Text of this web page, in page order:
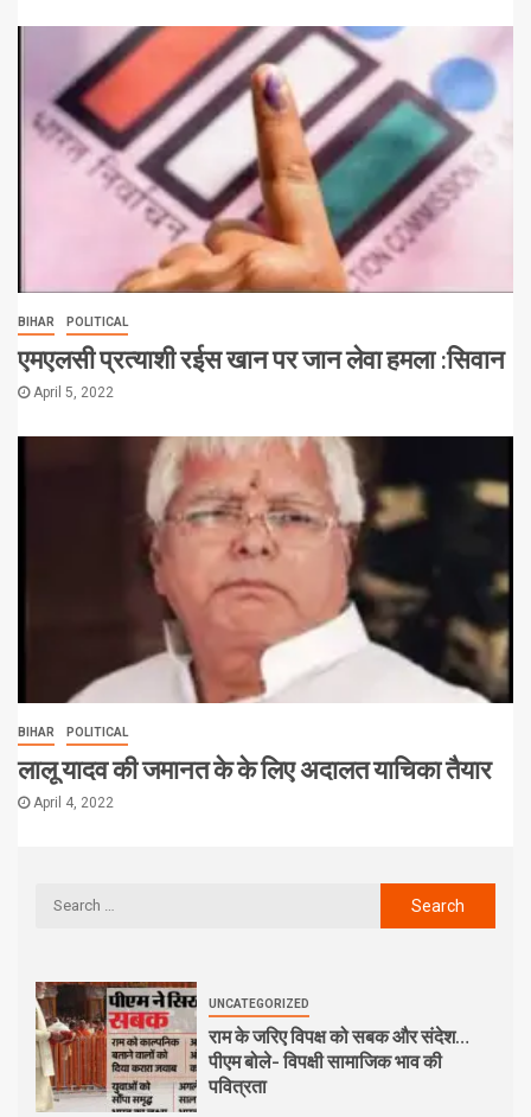
BIHAR POLITICAL
एमएलसी प्रत्याशी रईस खान पर जान लेवा हमला :सिवान
April 5, 2022
BIHAR POLITICAL
लालू यादव की जमानत के के लिए अदालत याचिका तैयार
April 4, 2022
UNCATEGORIZED
राम के जरिए विपक्ष को सबक और संदेश…
पीएम बोले- विपक्षी सामाजिक भाव की
पवित्रता